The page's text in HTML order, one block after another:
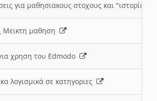
για μαθησιακους στοχους και "ιστορία"
μαθηση
χρηση του Edmodo
λογισμικά σε κατηγοριες